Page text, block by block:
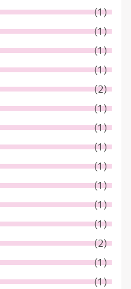
(1)
(1)
(1)
(1)
(2)
(1)
(1)
(1)
(1)
(1)
(1)
(1)
(2)
(1)
(1)